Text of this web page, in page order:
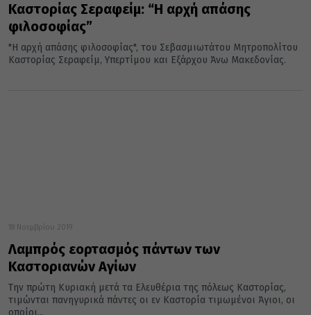
Καστορίας Σεραφείμ: “Η αρχή απάσης
φιλοσοφίας”
"Η αρχή απάσης φιλοσοφίας", του Σεβασμιωτάτου Μητροπολίτου
Καστορίας Σεραφείμ, Υπερτίμου και Εξάρχου Άνω Μακεδονίας.
18 Νοεμβρίου 2019
Λαμπρός εορτασμός πάντων των
Καστοριανών Αγίων
Την πρώτη Κυριακή μετά τα Ελευθέρια της πόλεως Καστορίας,
τιμώνται πανηγυρικά πάντες οι εν Καστορία τιμωμένοι Άγιοι, οι
οποίοι...